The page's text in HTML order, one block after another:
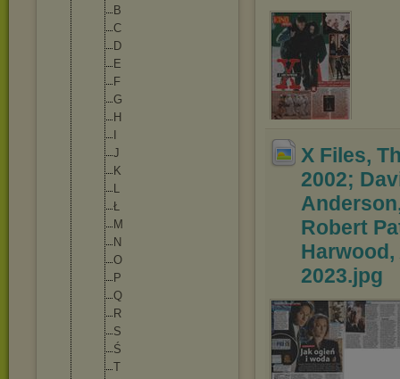
B
C
D
E
F
G
H
J
K
L
Ł
M
N
O
P
Q
R
S
Ś
T
X Files,
2002;
Robert
Harwood,
2023.jpg